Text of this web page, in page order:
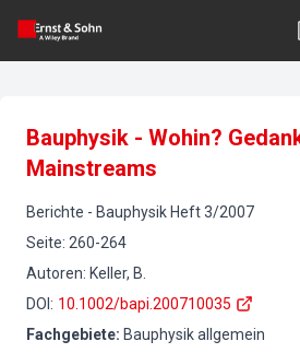
Bauphysik - Wohin?
Mainstreams
Berichte - Bauphysik Heft3/2007
Seite: 260-264
Autoren: Keller, B.
DOI : 10.1002/bapi.200710035
Fachgebiete: Bauphysik allgemein